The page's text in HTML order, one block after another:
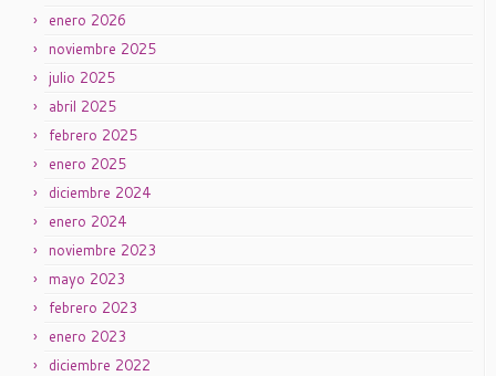
enero 2026
noviembre 2025
julio 2025
abril 2025
febrero 2025
enero 2025
diciembre 2024
enero 2024
noviembre 2023
mayo 2023
febrero 2023
enero 2023
diciembre 2022